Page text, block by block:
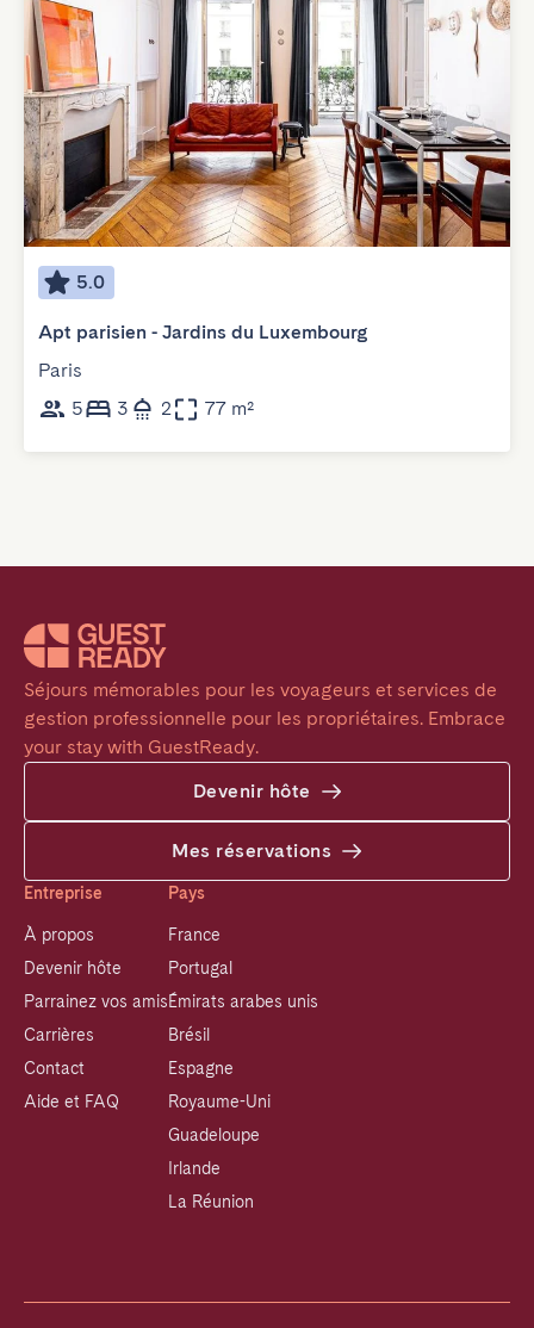
5.0
Apt parisien - Jardins du Luxembourg
Paris
5
3 2 77 m²
Séjours mémorables pour les voyageurs et services de
gestion professionnelle pour les propriétaires. Embrace
your stay with GuestReady.
Devenir hôte
Mes réservations
Entreprise
À propos
Devenir hôte
Parrainez vos amis
Carrières
Contact
Aide et FAQ
Pays
France
Portugal
Émirats arabes unis
Brésil
Espagne
Royaume-Uni
Guadeloupe
Irlande
La Réunion